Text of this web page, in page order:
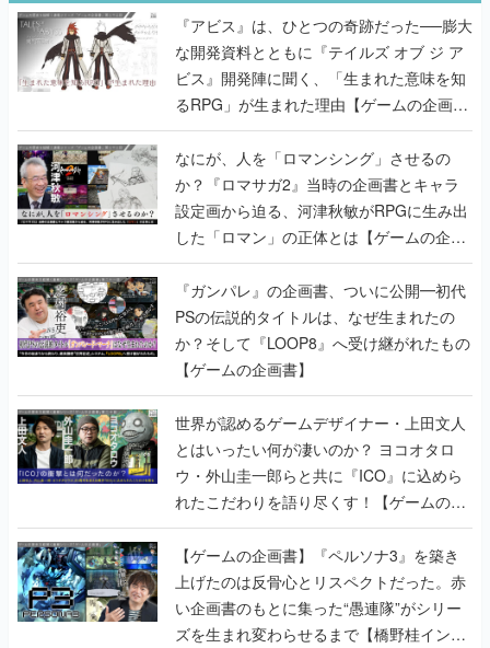
『アビス』は、ひとつの奇跡だった──膨大
な開発資料とともに『テイルズ オブ ジ ア
ビス』開発陣に聞く、「生まれた意味を知
るRPG」が生まれた理由【ゲームの企画
書】
なにが、人を「ロマンシング」させるの
か？『ロマサガ2』当時の企画書とキャラ
設定画から迫る、河津秋敏がRPGに生み出
した「ロマン」の正体とは【ゲームの企画
書】
『ガンパレ』の企画書、ついに公開━初代
PSの伝説的タイトルは、なぜ生まれたの
か？そして『LOOP8』へ受け継がれたもの
【ゲームの企画書】
世界が認めるゲームデザイナー・上田文人
とはいったい何が凄いのか？ ヨコオタロ
ウ・外山圭一郎らと共に『ICO』に込めら
れたこだわりを語り尽くす！【ゲームの企
画書】
【ゲームの企画書】『ペルソナ3』を築き
上げたのは反骨心とリスペクトだった。赤
い企画書のもとに集った“愚連隊”がシリー
ズを生まれ変わらせるまで【橋野桂インタ